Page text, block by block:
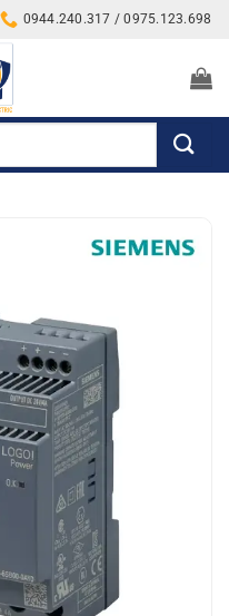
0944.240.317 / 0975.123.698